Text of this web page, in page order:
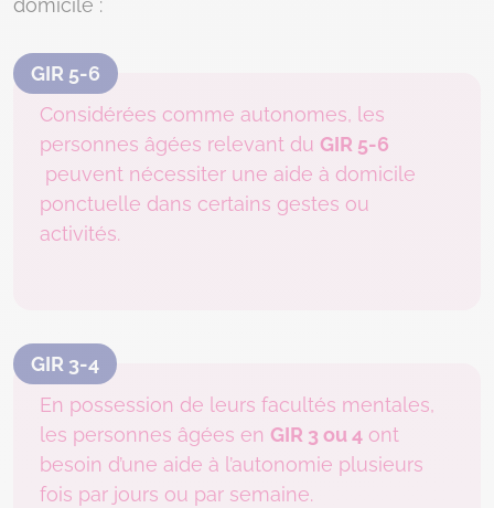
domicile :
GIR 5-6
Considérées comme autonomes, les
personnes âgées relevant du GIR 5-6
peuvent nécessiter une aide à domicile
ponctuelle dans certains gestes ou
activités.
GIR 3-4
En possession de leurs facultés mentales,
les personnes âgées en GIR 3 ou 4 ont
besoin d’une aide à l’autonomie plusieurs
fois par jours ou par semaine.